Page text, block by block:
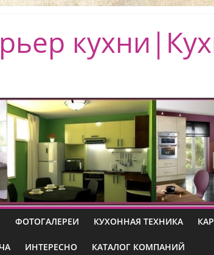
ФОТОГАЛЕРЕИ КУХОННАЯ ТЕХНИКА
ИНТЕРЕСНО КАТАЛОГ КОМПАНИЙ